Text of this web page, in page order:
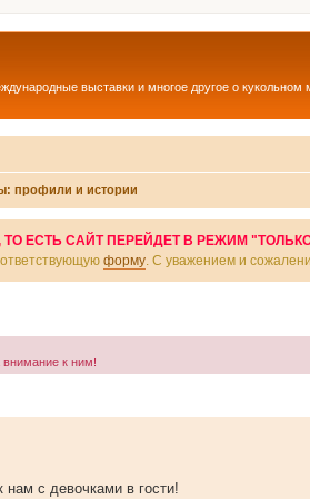
выставки и многое другое о
профили и истории
ЕСТЬ САЙТ ПЕРЕЙДЕТ В РЕЖИМ
форму . С уважением и
внимание к ним!
с девочками в гости!